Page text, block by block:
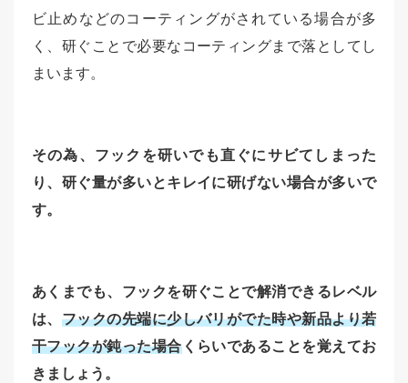
ビ止めなどのコーティングがされている場合が多
く、研ぐことで必要なコーティングまで落としてし
まいます。
その為、フックを研いでも直ぐにサビてしまった
り、研ぐ量が多いとキレイに研げない場合が多いで
す。
あくまでも、フックを研ぐことで解消できるレベル
は、 フックの先端に少しバリがでた時や新品より若
干フックが鈍った場合くらいであることを覚えてお
きましょう。